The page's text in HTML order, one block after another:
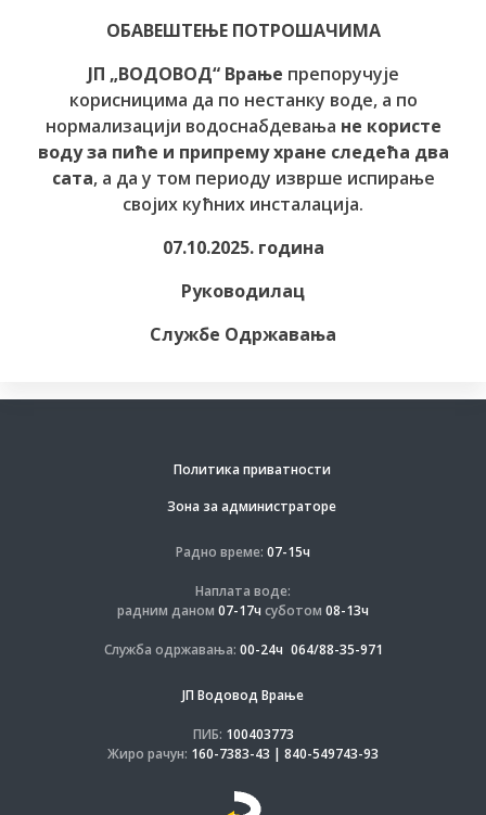
ОБАВЕШТЕЊЕ ПОТРОШАЧИМА
ЈП „ВОДОВОД“ Врање препоручује
корисницима да по нестанку воде, а по
нормализацији водоснабдевања не користе
воду за пиће и припрему хране следећа два
сата, а да у том периоду изврше испирање
својих кућних инсталација.
07.10.2025. година
Руководилац
Службе Одржавања
Политика приватности
Зона за администраторе
Радно време: 07-15ч
Наплата воде:
радним даном 07-17ч суботом 08-13ч
Служба одржавања: 00-24ч 064/88-35-971
ЈП Водовод Врање
ПИБ: 100403773
Жиро рачун: 160-7383-43 | 840-549743-93